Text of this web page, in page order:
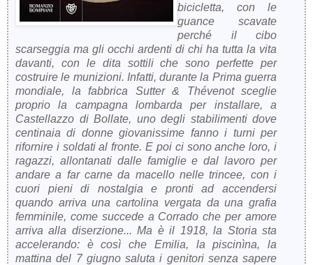
bicicletta, con le
guance scavate
perché il cibo
scarseggia ma gli occhi ardenti di chi ha tutta la vita
davanti, con le dita sottili che sono perfette per
costruire le munizioni. Infatti, durante la Prima guerra
mondiale, la fabbrica Sutter & Thévenot sceglie
proprio la campagna lombarda per installare, a
Castellazzo di Bollate, uno degli stabilimenti dove
centinaia di donne giovanissime fanno i turni per
rifornire i soldati al fronte. E poi ci sono anche loro, i
ragazzi, allontanati dalle famiglie e dal lavoro per
andare a far carne da macello nelle trincee, con i
cuori pieni di nostalgia e pronti ad accendersi
quando arriva una cartolina vergata da una grafia
femminile, come succede a Corrado che per amore
arriva alla diserzione... Ma è il 1918, la Storia sta
accelerando: è così che Emilia, la piscinìna, la
mattina del 7 giugno saluta i genitori senza sapere